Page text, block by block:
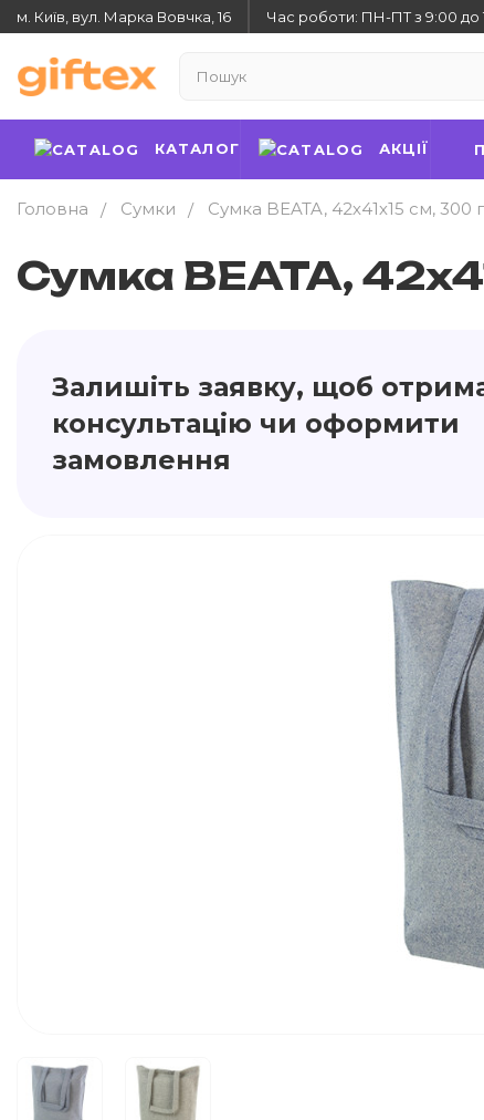
м. Київ, вул. Марка Вовчка, 16 Час роботи: ПН-ПТ з 9:00 до
КАТАЛОГ АКЦІЇ
Головна Сумки Сумка BEATA, 42х41х15 см, 300
Сумка BEATA,
Залишіть заявку, щоб
консультацію чи оформити
замовлення